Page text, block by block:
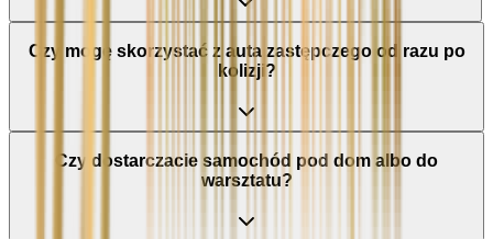
Czy mogę skorzystać z auta zastępczego od razu po
kolizji?
Czy dostarczacie samochód pod dom albo do
warsztatu?